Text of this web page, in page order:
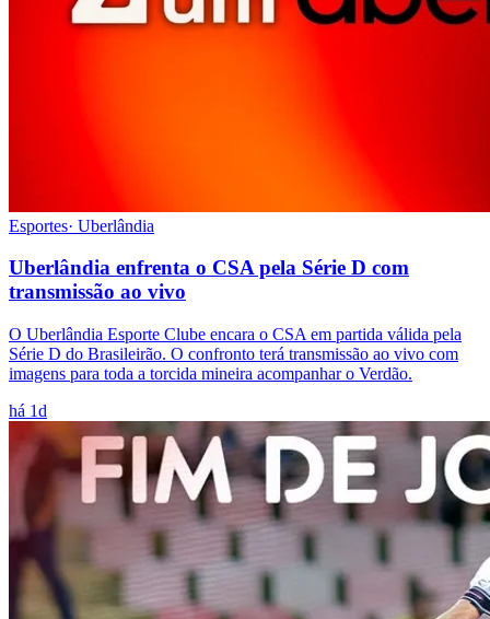
Esportes· Uberlândia
Uberlândia enfrenta o CSA pela Série D com
transmissão ao vivo
O Uberlândia Esporte Clube encara o CSA em partida válida pela
Série D do Brasileirão. O confronto terá transmissão ao vivo com
imagens para toda a torcida mineira acompanhar o Verdão.
há 1d